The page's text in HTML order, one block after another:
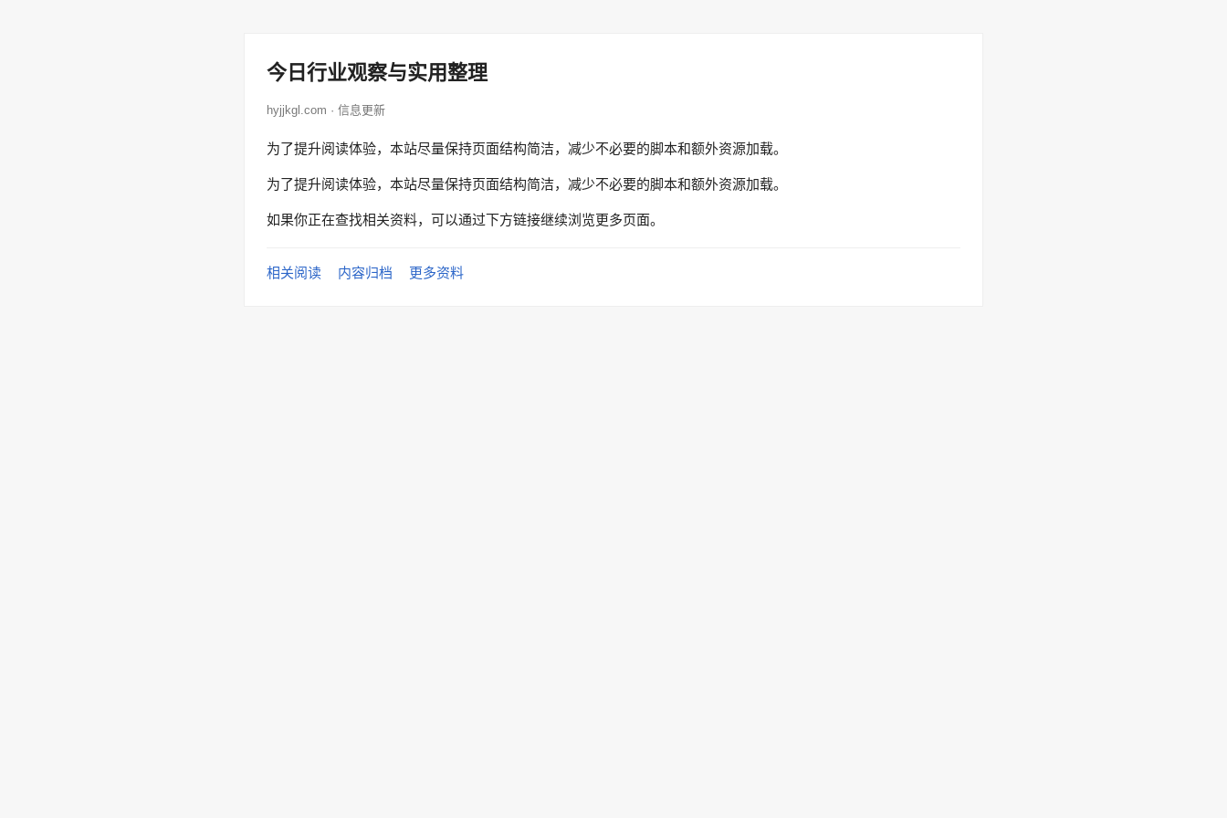
今日行业观察与实用整理
hyjjkgl.com · 信息更新
为了提升阅读体验，本站尽量保持页面结构简洁，减少不必要的脚本和额外资源加载。
为了提升阅读体验，本站尽量保持页面结构简洁，减少不必要的脚本和额外资源加载。
如果你正在查找相关资料，可以通过下方链接继续浏览更多页面。
相关阅读 内容归档 更多资料